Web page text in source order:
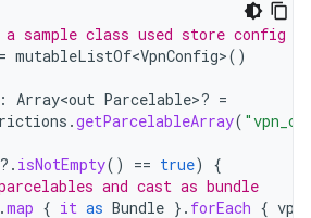
sample class used store config
= mutableListOf<VpnConfig>()
: Array<out Parcelable>? =
.getParcelableArray(
?. isNotEmpty() == true)
{
and cast as bundle
.map { it as Bundle }. forEach {